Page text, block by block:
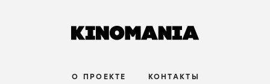
О ПРОЕКТЕ КОНТАКТЫ